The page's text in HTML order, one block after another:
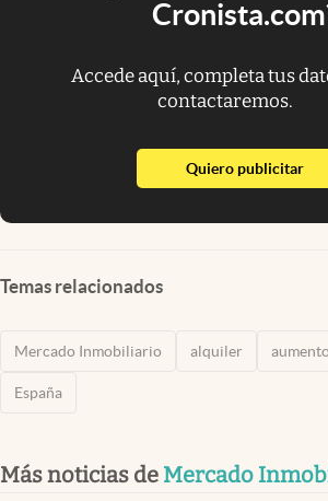
Accede aquí, completa tus
contactaremos.
Quiero publicitar
Temas relacionados
Mercado Inmobiliario alquiler
España
Más noticias de Mercado